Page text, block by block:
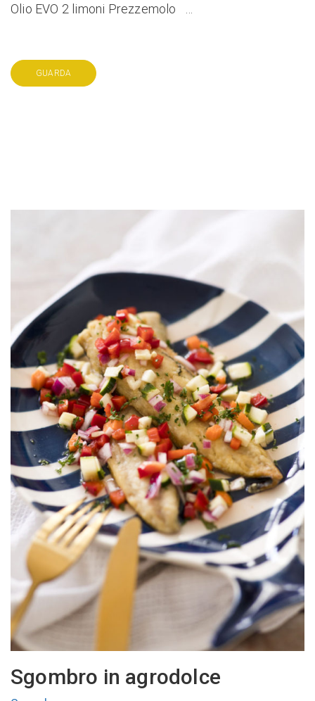
Olio EVO 2 limoni Prezzemolo …
GUARDA
Sgombro in agrodolce